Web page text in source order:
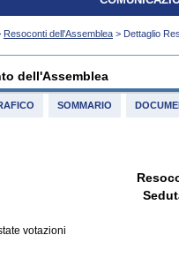
Resoconti dell'Assemblea > Dettaglio
dell'Assemblea
SOMMARIO
votazioni